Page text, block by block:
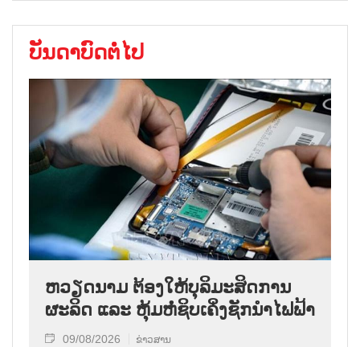
ບັນດາບົດຕໍ່ໄປ
ຫວຽດນາມ ຕ້ອງໃຫ້ບຸລິມະສິດການ
ຜະລິດ ແລະ ຫຸ້ມຫໍ່ຊິບເຄິ່ງຊັກນຳໄຟຟ້າ
09/08/2026 ຂ່າວສານ